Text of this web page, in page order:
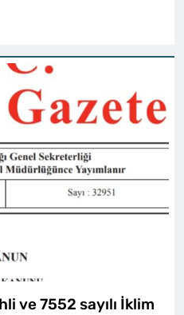
ve 7552 sayılı İklim